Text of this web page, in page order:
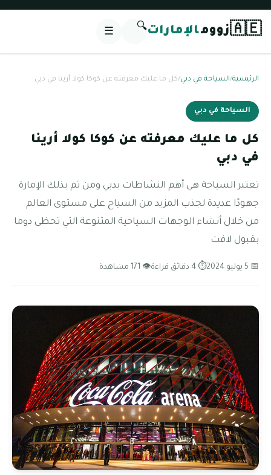
🇦🇪زوومالإمارات🔍
☰
الرئيسية/السياحة في دبي/كل ما عليك معرفته عن كوكا كولا أرينا في دبي
السياحة في دبي
كل ما عليك معرفته عن كوكا كولا أرينا
في دبي
تعتبر السياحة هي أهم النشاطات بدبي ومن ثم بذلك الإمارة
جهودًا عديدة لجذب المزيد من السياح على مستوى العالم
من خلال أنشاء الوجهات السياحية المتنوعة التي تحظى دوما
بقبول لافت
📅 5 يوليو 2024 ⏱ 4 دقائق قراءة 👁 171 مشاهدة